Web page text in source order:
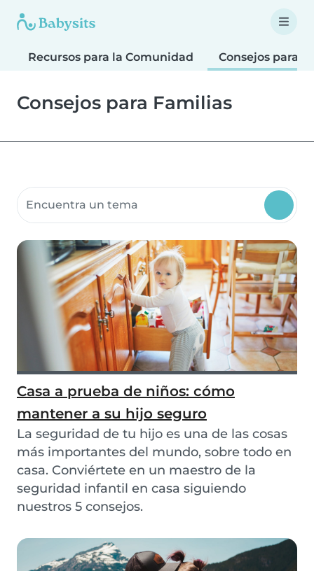
Recursos para la Comunidad Consejos para
Consejos para Familias
Buscar recursos para la comunidad
Casa a prueba de niños: cómo
mantener a su hijo seguro
La seguridad de tu hijo es una de las cosas
más importantes del mundo, sobre todo en
casa. Conviértete en un maestro de la
seguridad infantil en casa siguiendo
nuestros 5 consejos.